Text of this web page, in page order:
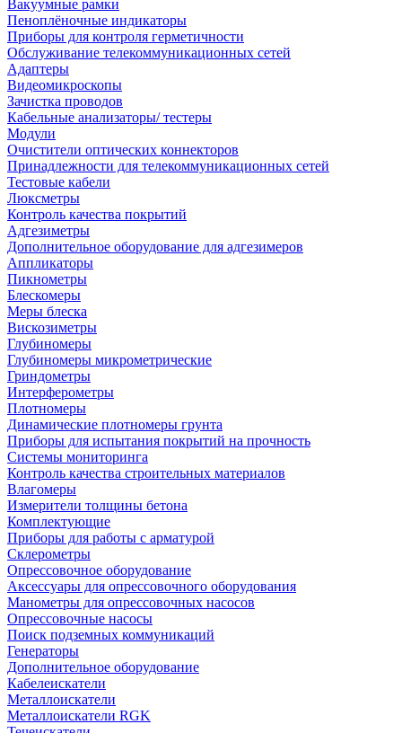
Вакуумные рамки
Пеноплёночные индикаторы
Приборы для контроля герметичности
Обслуживание телекоммуникационных сетей
Адаптеры
Видеомикроскопы
Зачистка проводов
Кабельные анализаторы/ тестеры
Модули
Очистители оптических коннекторов
Принадлежности для телекоммуникационных сетей
Тестовые кабели
Люксметры
Контроль качества покрытий
Адгезиметры
Дополнительное оборудование для адгезимеров
Аппликаторы
Пикнометры
Блескомеры
Меры блеска
Вискозиметры
Глубиномеры
Глубиномеры микрометрические
Гриндометры
Интерферометры
Плотномеры
Динамические плотномеры грунта
Приборы для испытания покрытий на прочность
Системы мониторинга
Контроль качества строительных материалов
Влагомеры
Измерители толщины бетона
Комплектующие
Приборы для работы с арматурой
Склерометры
Опрессовочное оборудование
Аксессуары для опрессовочного оборудования
Манометры для опрессовочных насосов
Опрессовочные насосы
Поиск подземных коммуникаций
Генераторы
Дополнительное оборудование
Кабелеискатели
Металлоискатели
Металлоискатели RGK